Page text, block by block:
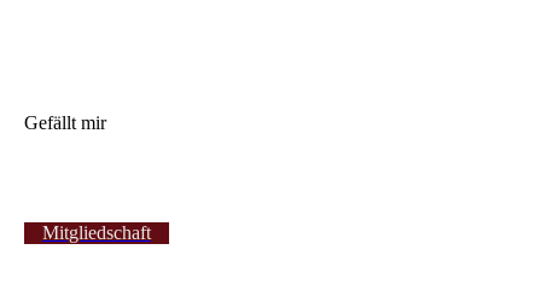
Gefällt mir
Mitgliedschaft